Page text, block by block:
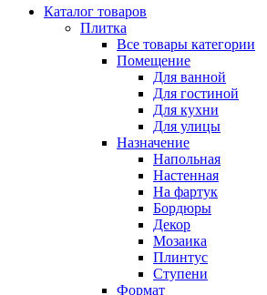
Каталог товаров
Плитка
Все товары категории
Помещение
Для ванной
Для гостиной
Для кухни
Для улицы
Назначение
Напольная
Настенная
На фартук
Бордюры
Декор
Мозаика
Плинтус
Ступени
Формат